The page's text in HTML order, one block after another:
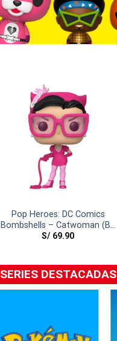
Pop Heroes: DC Comics
Bombshells – Catwoman (BC
Awareness)
S/ 69.90
SERIES DESTACADAS